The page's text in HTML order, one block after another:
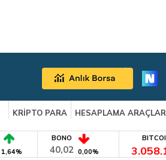
KRİPTO PARA
HESAPLAMA
1,64%
BONO
40,02 0,00%